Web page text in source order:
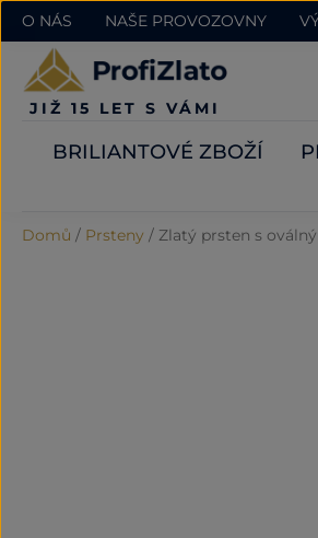
O NÁS NAŠE PROVOZOVNY
JIŽ 15 LET S VÁMI
BRILIANTOVÉ ZBOŽÍ
Domů / Prsteny / Zlatý prsten s